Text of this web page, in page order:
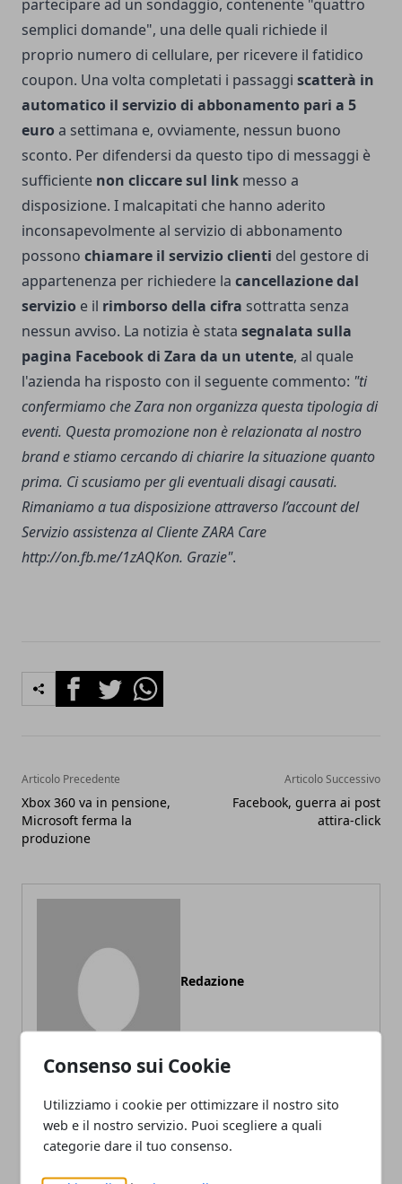
Consenso sui Cookie
Utilizziamo i cookie per ottimizzare il nostro sito
web e il nostro servizio. Puoi scegliere a quali
categorie dare il tuo consenso.
partecipare ad un sondaggio, contenente "quattro
semplici domande", una delle quali richiede il
proprio numero di cellulare, per ricevere il fatidico
coupon. Una volta completati i passaggi scatterà in
automatico il servizio di abbonamento pari a 5
euro a settimana e, ovviamente, nessun buono
sconto. Per difendersi da questo tipo di messaggi è
sufficiente non cliccare sul link messo a
disposizione. I malcapitati che hanno aderito
inconsapevolmente al servizio di abbonamento
possono chiamare il servizio clienti del gestore di
appartenenza per richiedere la cancellazione dal
servizio e il rimborso della cifra sottratta senza
nessun avviso. La notizia è stata segnalata sulla
pagina Facebook di Zara da un utente, al quale
l'azienda ha risposto con il seguente commento: "ti
confermiamo che Zara non organizza questa tipologia di
eventi. Questa promozione non è relazionata al nostro
brand e stiamo cercando di chiarire la situazione quanto
prima. Ci scusiamo per gli eventuali disagi causati.
Rimaniamo a tua disposizione attraverso l’account del
Servizio assistenza al Cliente ZARA Care
http://on.fb.me/1zAQKon. Grazie".
FacebookTwitterWhatsapp
Articolo Precedente
Xbox 360 va in pensione,
Microsoft ferma la
produzione
Articolo Successivo
Facebook, guerra ai post
attira-click
Redazione
ARTICOLI CORRELATI